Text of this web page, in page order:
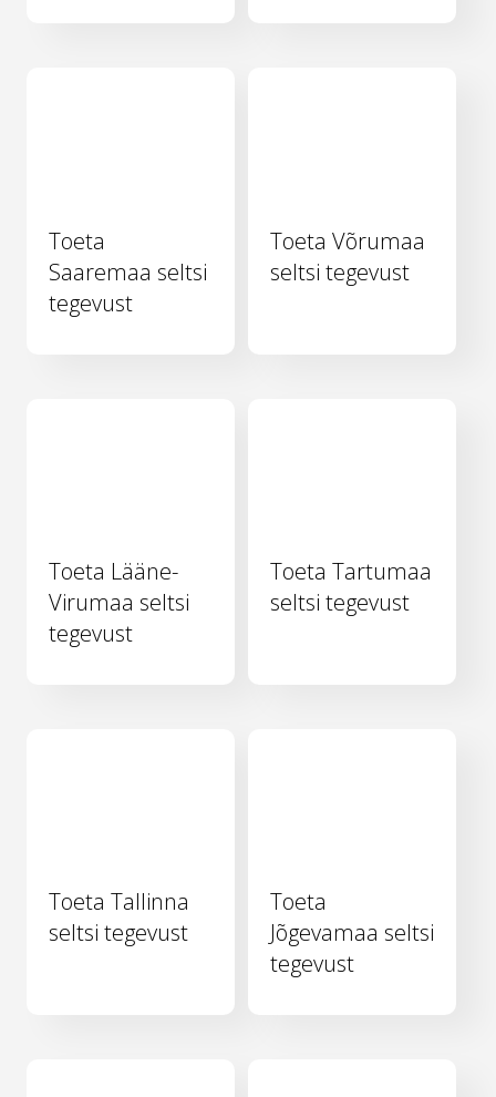
Toeta
Saaremaa seltsi
tegevust
Toeta Võrumaa
seltsi tegevust
Toeta Lääne-
Virumaa seltsi
tegevust
Toeta Tartumaa
seltsi tegevust
Toeta Tallinna
seltsi tegevust
Toeta
Jõgevamaa seltsi
tegevust